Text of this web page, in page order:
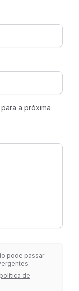
a próxima
pode passar
política de